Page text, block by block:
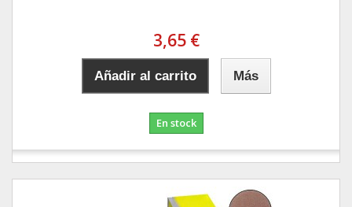
3,65 €
Añadir al carrito Más
En stock